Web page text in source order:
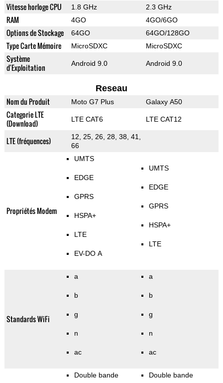
Vitesse horloge CPU 1.8 GHz 2.3 GHz
RAM 4GO 4GO/6GO
Options de Stockage 64GO 64GO/128GO
Type Carte Mémoire MicroSDXC MicroSDXC
Système
d'Exploitation
Android 9.0 Android 9.0
Reseau
Nom du Produit Moto G7 Plus Galaxy A50
Categorie LTE
(Download)
LTE CAT6 LTE CAT12
LTE (fréquences)
12, 25, 26, 28, 38, 41,
66
Propriétés Modem
UMTS
EDGE
GPRS
HSPA+
LTE
EV-DO A
UMTS
EDGE
GPRS
HSPA+
LTE
Standards WiFi
a
b
g
n
ac
a
b
g
n
ac
Double bande Double bande